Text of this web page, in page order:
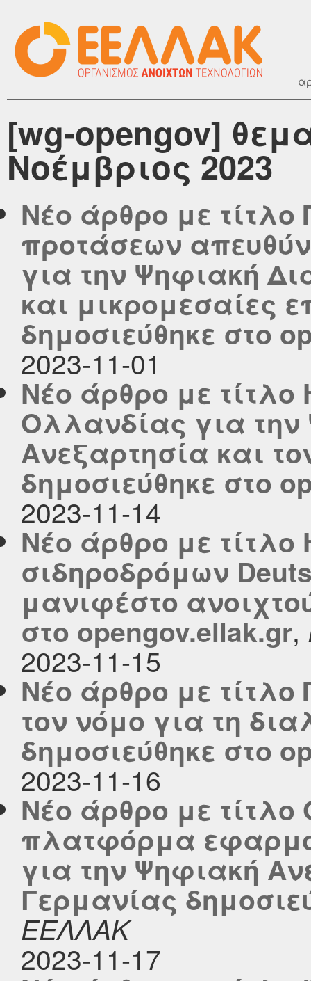
[wg-opengov]
Νοέμβριος 2023
Νέο άρθρο με
προτάσεων
για την Ψηφιακή
και μικρομεσαίες
δημοσιεύθηκε στο
2023-11-01
Νέο άρθρο με τίτλο
Ολλανδίας για την
Ανεξαρτησία και
δημοσιεύθηκε στο
2023-11-14
Νέο άρθρο με τίτλο
σιδηροδρόμων
μανιφέστο
στο opengov.ellak.gr,
2023-11-15
Νέο άρθρο με
τον νόμο για τη
δημοσιεύθηκε στο
2023-11-16
Νέο άρθρο με τίτλο
πλατφόρμα
για την Ψηφιακή
Γερμανίας
ΕΕΛΛΑΚ
2023-11-17